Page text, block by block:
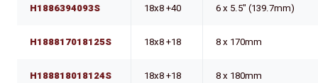
H1886394093S 18x8 +40 6 x 5.5" (139.7mm)
H188817018125S 18x8 +18 8 x 170mm
H188818018124S 18x8 +18 8 x 180mm